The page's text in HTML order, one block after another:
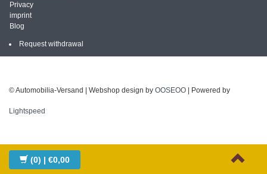
Privacy
imprint
Blog
Request withdrawal
© Automobilia-Versand | Webshop design by OOSEOO | Powered by
Lightspeed
(0) | €0,00